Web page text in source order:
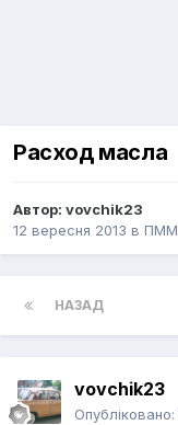
Расход масла
Автор: vovchik23
12 вересня 2013 в ПММ
НАЗАД
vovchik23
Опубліковано: